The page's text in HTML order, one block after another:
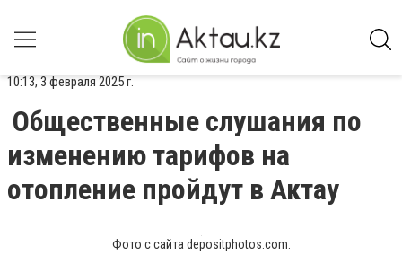
10:13, 3 февраля 2025 г.
Общественные слушания по
изменению тарифов на
отопление пройдут в Актау
Фото с сайта depositphotos.com.